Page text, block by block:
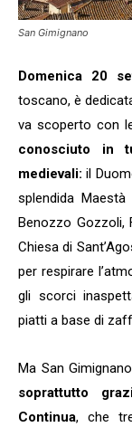
San Gimignano
Domenica 20
toscano, è
va scoperto con
conosciuto in
medievali: il
splendida
Benozzo Gozzoli,
Chiesa di
per respirare
gli scorci
piatti a base di
Ma San Gimignano
soprattutto
Continua, che